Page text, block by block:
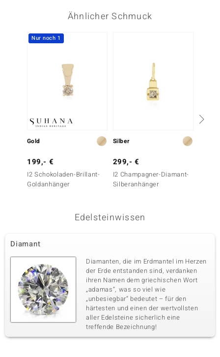
Ähnlicher Schmuck
Nur noch 1
Gold
199,- €
I2 Schokoladen-Brillant-
Goldanhänger
Silber
299,- €
I2 Champagner-Diamant-
Silberanhänger
Edelsteinwissen
Diamant
Diamanten, die im Erdmantel im Herzen
der Erde entstanden sind, verdanken
ihren Namen dem griechischen Wort
„adamas“, was so viel wie
„unbesiegbar“ bedeutet – für den
härtesten und einen der wertvollsten
aller Edelsteine sicherlich eine
treffende Bezeichnung!